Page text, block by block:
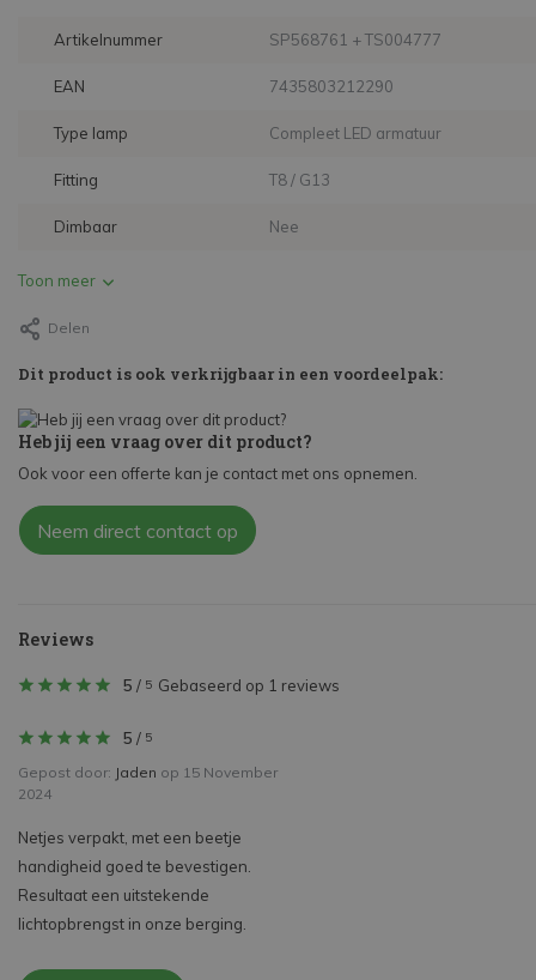
Artikelnummer SP568761 + TS004777
EAN 7435803212290
Type lamp Compleet LED armatuur
Fitting T8 / G13
Dimbaar Nee
Toon meer
Delen
Dit product is ook verkrijgbaar in een voordeelpak:
Heb jij een vraag over dit product?
Ook voor een offerte kan je contact met ons opnemen.
Neem direct contact op
Reviews
5 / 5 Gebaseerd op 1 reviews
5 / 5
Gepost door: Jaden op 15 November
2024
Netjes verpakt, met een beetje
handigheid goed te bevestigen.
Resultaat een uitstekende
lichtopbrengst in onze berging.